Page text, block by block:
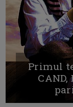
Primul
CAND,